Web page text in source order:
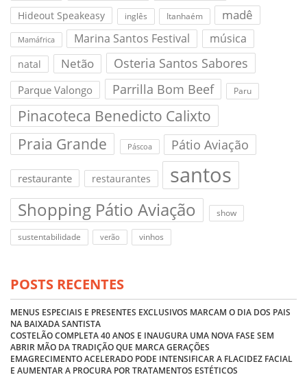
Hideout Speakeasy inglês Itanhaém madê
Mamáfrica Marina Santos Festival música
natal Netão Osteria Santos Sabores
Parque Valongo Parrilla Bom Beef Paru
Pinacoteca Benedicto Calixto
Praia Grande
Páscoa Pátio Aviação
restaurante restaurantes santos
Shopping Pátio Aviação show
sustentabilidade verão vinhos
POSTS RECENTES
MENUS ESPECIAIS E PRESENTES EXCLUSIVOS MARCAM O DIA DOS PAIS
NA BAIXADA SANTISTA
COSTELÃO COMPLETA 40 ANOS E INAUGURA UMA NOVA FASE SEM
ABRIR MÃO DA TRADIÇÃO QUE MARCA GERAÇÕES
EMAGRECIMENTO ACELERADO PODE INTENSIFICAR A FLACIDEZ FACIAL
E AUMENTAR A PROCURA POR TRATAMENTOS ESTÉTICOS